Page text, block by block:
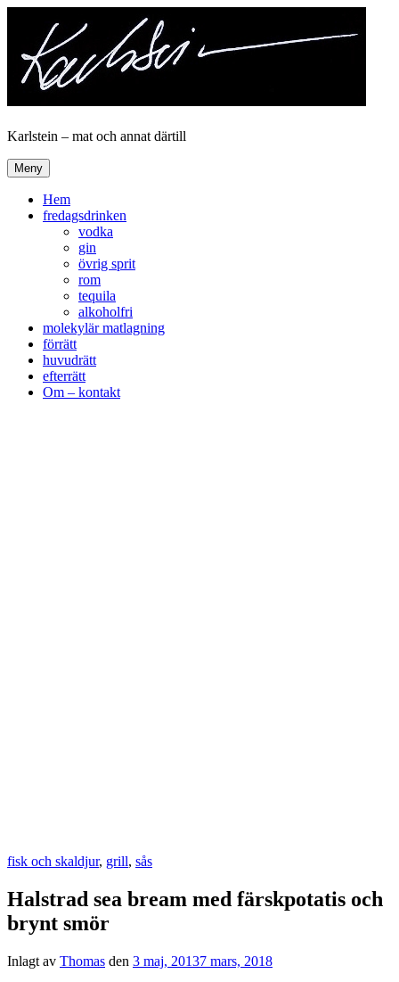
innehåll
Karlstein – mat och annat därtill
Meny
Hem
fredagsdrinken
vodka
gin
övrig sprit
rom
tequila
alkoholfri
molekylär matlagning
förrätt
huvudrätt
efterrätt
Om – kontakt
fisk och skaldjur, grill, sås
Halstrad sea bream med färskpotatis och
brynt smör
Inlagt av Thomas den 3 maj, 20137 mars, 2018